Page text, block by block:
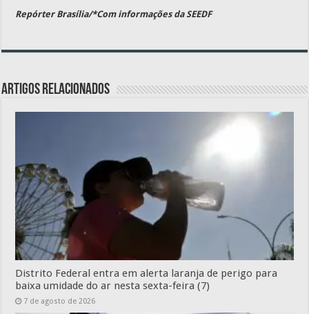
Repórter Brasília/*Com informações da SEEDF
Artigos relacionados
Distrito Federal entra em alerta laranja de perigo para
baixa umidade do ar nesta sexta-feira (7)
7 de agosto de 2026